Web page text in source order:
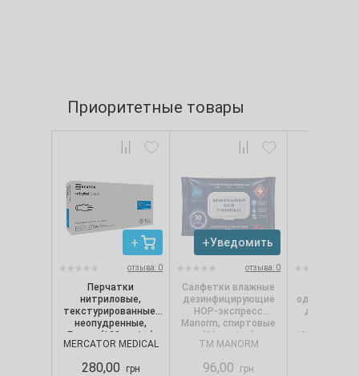
Приоритетные товары
отзыва: 0
Перчатки
нитриловые,
текстурированные,
неопудренные,
Белые (100 шт/уп)
Nitrylex CLASSIC,
MERCATOR MEDICAL
280,00 грн
Уведомить
отзыва: 0
Салфетки влажные
дезинфицирующие
НОР-экспресс
Manorm, спиртовые
(36 шт./уп.)
TM MANORM
96,00 грн
для
18х24 см